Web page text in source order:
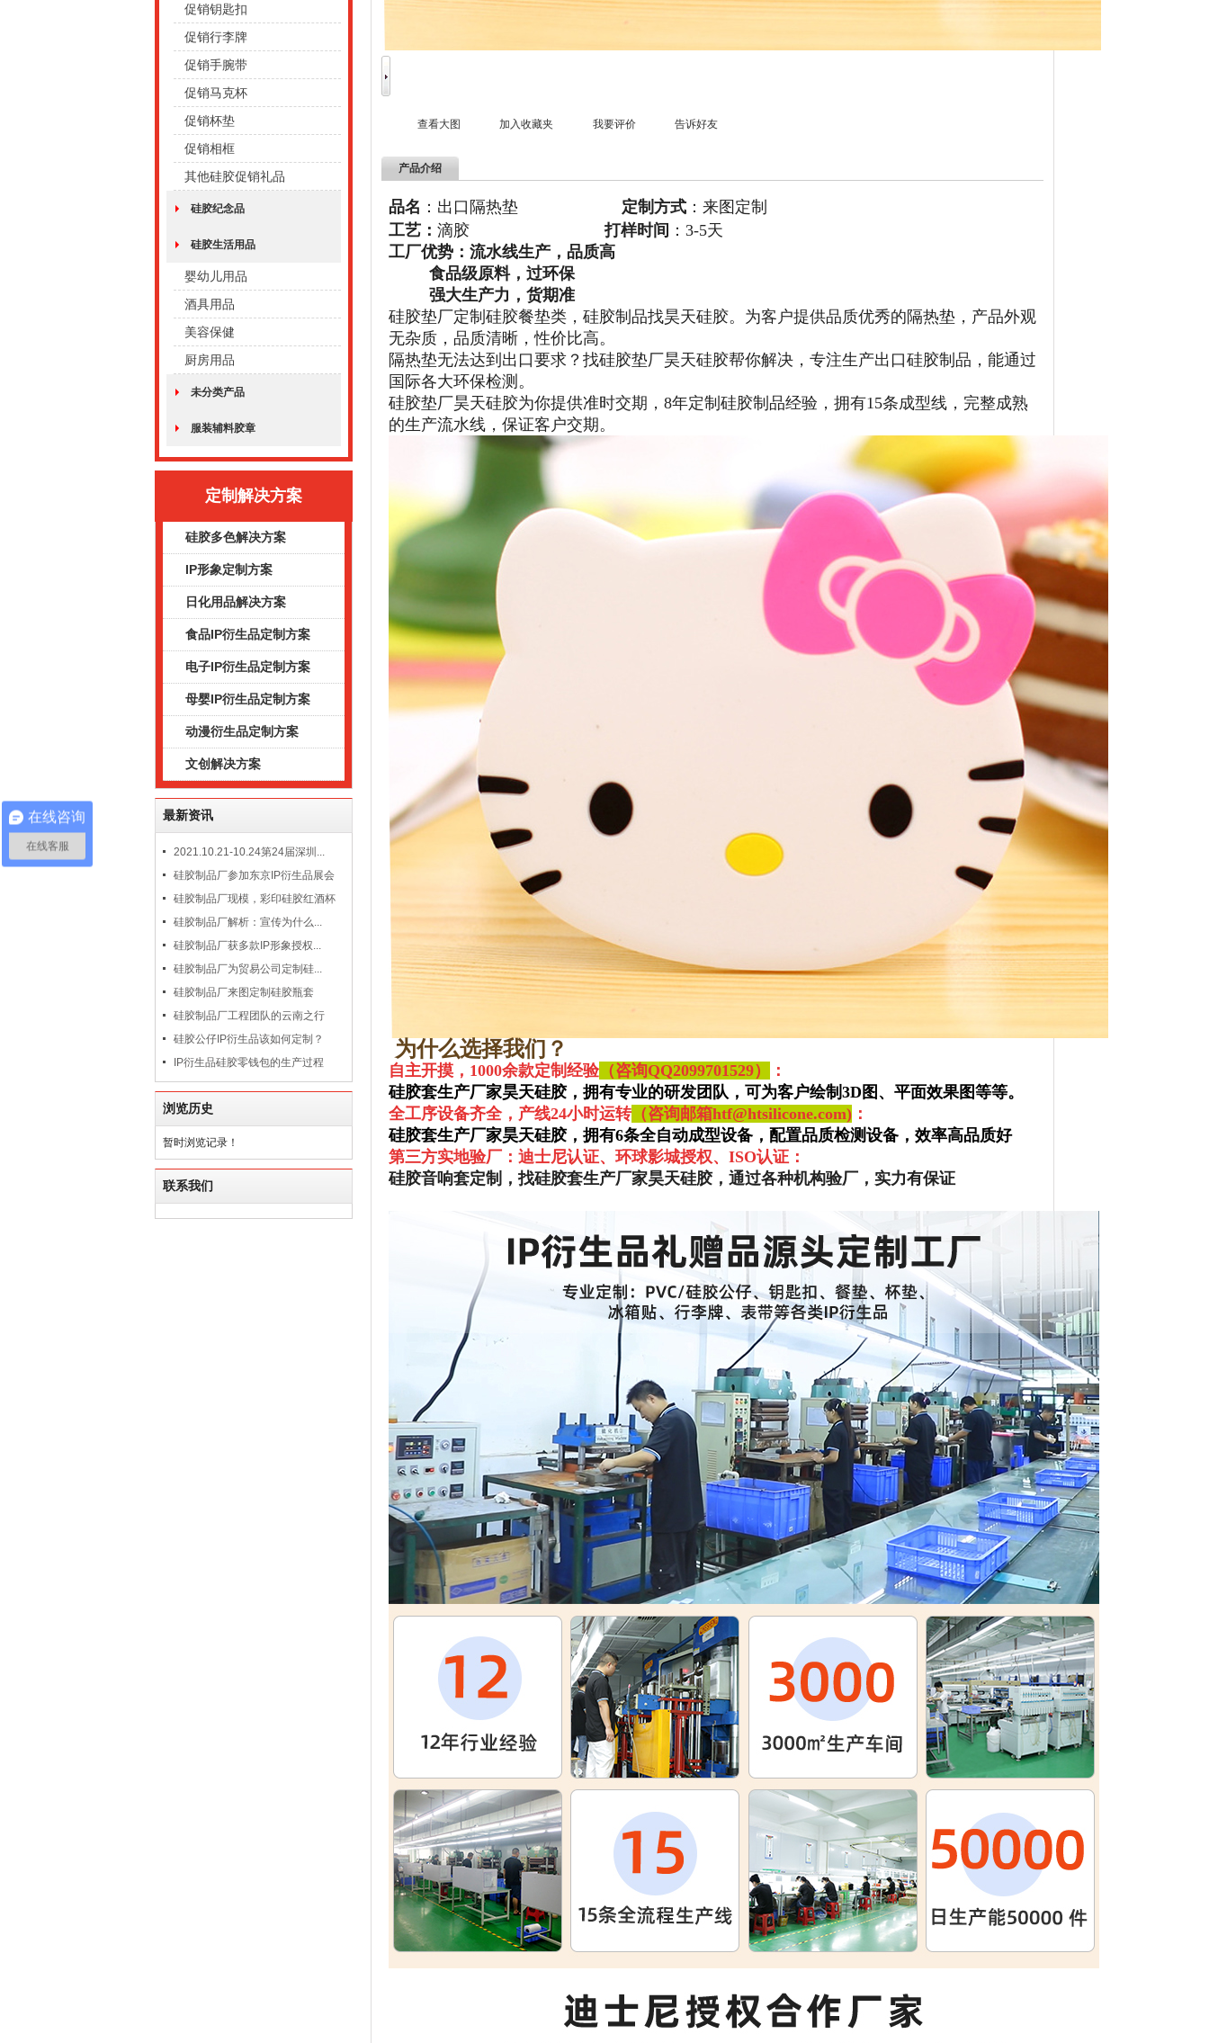
促销钥匙扣
促销行李牌
促销手腕带
促销马克杯
促销杯垫
促销相框
其他硅胶促销礼品
硅胶纪念品
硅胶生活用品
婴幼儿用品
酒具用品
美容保健
厨房用品
未分类产品
服装辅料胶章
定制解决方案
硅胶多色解决方案
IP形象定制方案
日化用品解决方案
食品IP衍生品定制方案
电子IP衍生品定制方案
母婴IP衍生品定制方案
动漫衍生品定制方案
文创解决方案
最新资讯
2021.10.21-10.24第24届深圳...
硅胶制品厂参加东京IP衍生品展会
硅胶制品厂现模，彩印硅胶红酒杯
硅胶制品厂解析：宣传为什么...
硅胶制品厂获多款IP形象授权...
硅胶制品厂为贸易公司定制硅...
硅胶制品厂来图定制硅胶瓶套
硅胶制品厂工程团队的云南之行
硅胶公仔IP衍生品该如何定制？
IP衍生品硅胶零钱包的生产过程
浏览历史
暂时浏览记录！
联系我们
查看大图 加入收藏夹 我要评价 告诉好友
产品介绍
品名 ：出口隔热垫 定制方式 ： 来图定制
工艺： 滴胶打样时间 ：3-5天
工厂优势：流水线生产，品质高
食品级原料，过环保
强大生产力，货期准
硅胶垫厂定制硅胶餐垫类，硅胶制品找昊天硅胶。为客户提供品质优秀的隔热垫，产品外观
无杂质，品质清晰，性价比高。
隔热垫无法达到出口要求？找硅胶垫厂昊天硅胶帮你解决，专注生产出口硅胶制品，能通过
国际各大环保检测。
硅胶垫厂昊天硅胶为你提供准时交期，8年定制硅胶制品经验，拥有15条成型线，完整成熟
的生产流水线，保证客户交期。
为什么选择我们？
自主开摸，1000余款定制经验 （咨询QQ2099701529）
：
硅胶套生产厂家昊天硅胶，拥有专业的研发团队，可为客户绘制3D图、平面效果图等等。
全工序设备齐全，产线24小时运转 （咨询邮箱htf@htsilicone.com) ：
硅胶套生产厂家昊天硅胶，拥有6条全自动成型设备，配置品质检测设备，效率高品质好
第三方实地验厂：迪士尼认证、环球影城授权、ISO认证：
硅胶音响套定制，找硅胶套生产厂家昊天硅胶，通过各种机构验厂，实力有保证
在线咨询
在线客服